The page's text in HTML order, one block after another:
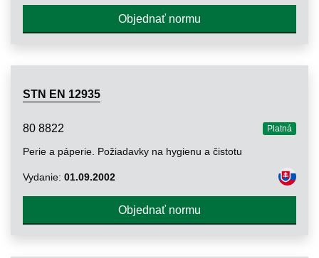
Objednať normu
STN EN 12935
80 8822 Platná
Perie a páperie. Požiadavky na hygienu a čistotu
Vydanie: 01.09.2002
Objednať normu